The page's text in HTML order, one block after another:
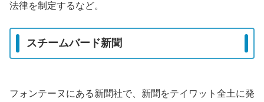
法律を制定するなど。
スチームバード新聞
フォンテーヌにある新聞社で、新聞をテイワット全土に発